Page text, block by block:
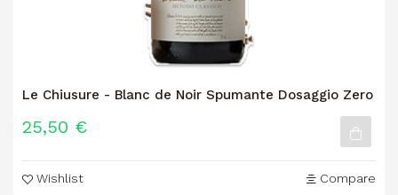
Le Chiusure - Blanc de Noir Spumante Dosaggio Zero
25,50 €
Wishlist Compare